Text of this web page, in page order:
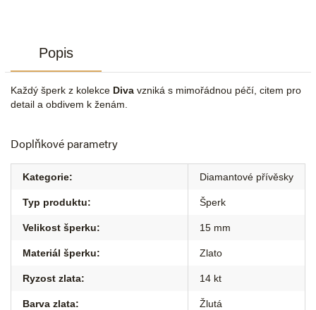
Popis
Každý šperk z kolekce Diva vzniká s mimořádnou péčí, citem pro
detail a obdivem k ženám.
Doplňkové parametry
Kategorie: Diamantové přívěsky
Typ produktu: Šperk
Velikost šperku: 15 mm
Materiál šperku: Zlato
Ryzost zlata: 14 kt
Barva zlata: Žlutá